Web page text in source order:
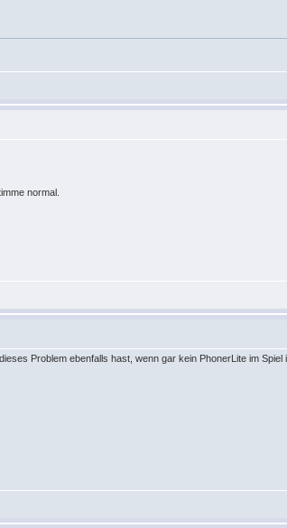
normal.
Problem ebenfalls hast, wenn gar kein PhonerLite im Spiel